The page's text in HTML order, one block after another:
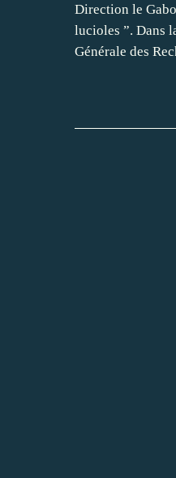
Direction le
lucioles ”. Dans
Générale des